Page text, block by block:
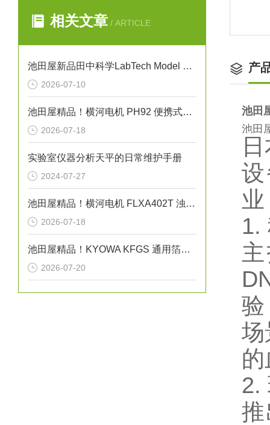
相关文章 / ARTICLE
池田屋新品田中科学LabTech Model 87自动熔点测试仪
2026-07-10
池田屋精品！横河电机 PH92 便携式pH/ORP计
2026-07-18
实验室仪器分析天平的日常维护手册
2024-07-27
池田屋精品！横河电机 FLXA402T 浊度/余氯液体分析仪
2026-07-18
池田屋精品！KYOWA KFGS 通用箔式应变片
2026-07-20
产
池田
池田
1.
场
2.